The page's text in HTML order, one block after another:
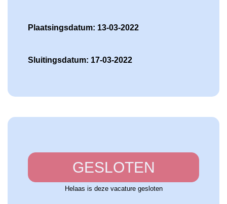
Plaatsingsdatum: 13-03-2022
Sluitingsdatum: 17-03-2022
GESLOTEN
Helaas is deze vacature gesloten